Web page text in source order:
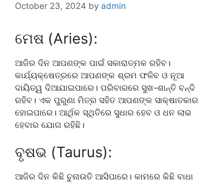
October 23, 2024 by admin
ମେଷ (Aries):
ଆଜିର ଦିନ ଆପଣଙ୍କ ପାଇଁ ସକାରାତ୍ମକ ରହିବ।
କାର୍ଯ୍ୟକ୍ଷେତ୍ରରେ ଆପଣଙ୍କ ଶ୍ରମ ଫଳିବ ଓ ନୂଆ
ଦାୟିତ୍ୱ ଦିଆଯାଇପାରେ। ପରିବାରରେ ସୁଖ-ଶାନ୍ତି ବନ୍ଦି
ରହିବ। ଏକ ପୁରୁଣା ମିତ୍ର ସହିତ ଆପଣଙ୍କ ସାକ୍ଷାତକାର
ହୋଇପାରେ। ଆର୍ଥିକ ସ୍ଥିତିରେ ସୁଧାର ହେବ ଓ ଧନ ଲାଭ
ହେବାର ଯୋଗ ରହିଛି।
ବୃଷଭ (Taurus):
ଆଜିର ଦିନ କିଛି ଚୁନାଉତି ଆସିପାରେ। କାମରେ କିଛି ବାଧା